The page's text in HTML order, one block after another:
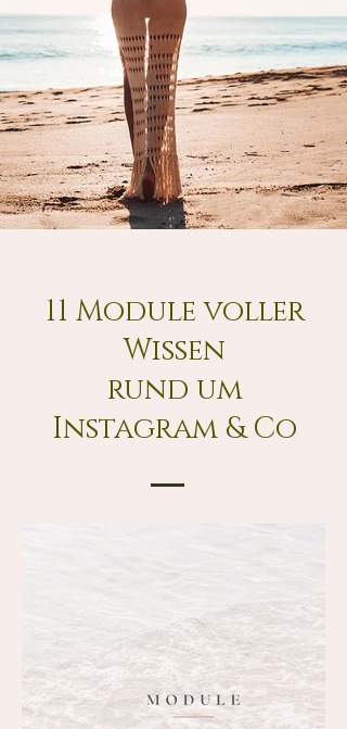
11 Module voller
Wissen
rund um
Instagram & Co